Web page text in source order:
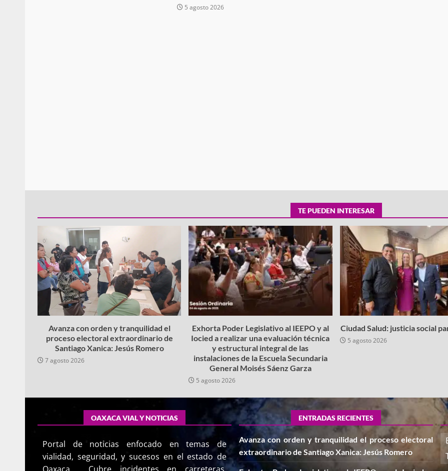
5 agosto 2026
TE PUEDEN INTERESAR
Avanza con orden y tranquilidad el
proceso electoral extraordinario de
Santiago Xanica: Jesús Romero
7 agosto 2026
Exhorta Poder Legislativo al IEEPO y al
Iocied a realizar una evaluación técnica
y estructural integral de las
instalaciones de la Escuela Secundaria
General Moisés Sáenz Garza
5 agosto 2026
Ciudad Salud: justicia social
5 agosto 2026
OAXACA VIAL Y NOTICIAS
Portal de noticias enfocado en temas de
vialidad, seguridad, y sucesos en el estado de
ENTRADAS RECIENTES
Avanza con orden y tranquilidad el proceso electoral
extraordinario de Santiago Xanica: Jesús Romero